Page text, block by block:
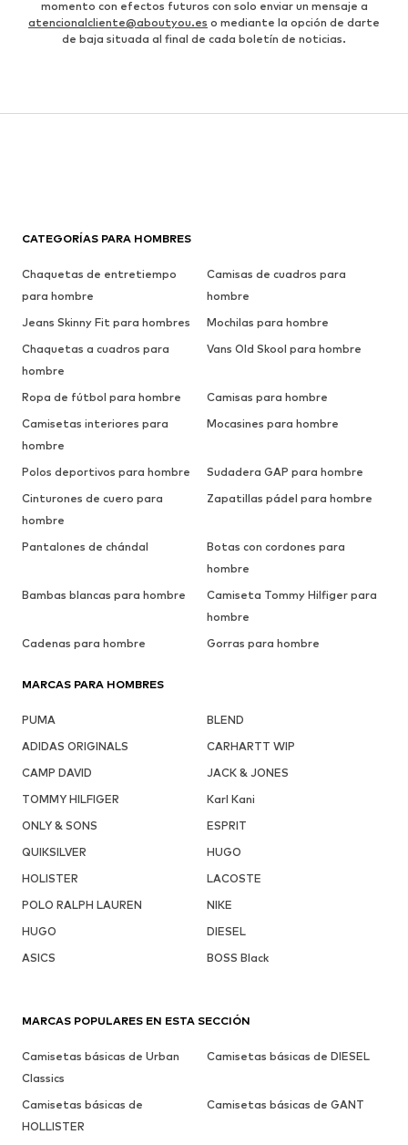
momento con efectos futuros con solo enviar un mensaje a
atencionalcliente@aboutyou.es o mediante la opción de darte
de baja situada al final de cada boletín de noticias.
CATEGORÍAS PARA HOMBRES
Chaquetas de entretiempo
para hombre
Camisas de cuadros para
hombre
Jeans Skinny Fit para hombres
Mochilas para hombre
Chaquetas a cuadros para
hombre
Vans Old Skool para hombre
Ropa de fútbol para hombre
Camisas para hombre
Camisetas interiores para
hombre
Mocasines para hombre
Polos deportivos para hombre
Sudadera GAP para hombre
Cinturones de cuero para
hombre
Zapatillas pádel para hombre
Pantalones de chándal
Botas con cordones para
hombre
Bambas blancas para hombre
Camiseta Tommy Hilfiger para
hombre
Cadenas para hombre
Gorras para hombre
MARCAS PARA HOMBRES
PUMA
BLEND
ADIDAS ORIGINALS
CARHARTT WIP
CAMP DAVID
JACK & JONES
TOMMY HILFIGER
Karl Kani
ONLY & SONS
ESPRIT
QUIKSILVER
HUGO
HOLISTER
LACOSTE
POLO RALPH LAUREN
NIKE
HUGO
DIESEL
ASICS
BOSS Black
MARCAS POPULARES EN ESTA SECCIÓN
Camisetas básicas de Urban
Classics
Camisetas básicas de DIESEL
Camisetas básicas de
HOLLISTER
Camisetas básicas de GANT